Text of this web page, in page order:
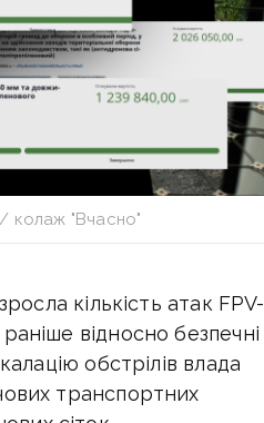
колаж "Вчасно"
кількість атак FPV-
відносно безпечні
обстрілів влада
транспортних